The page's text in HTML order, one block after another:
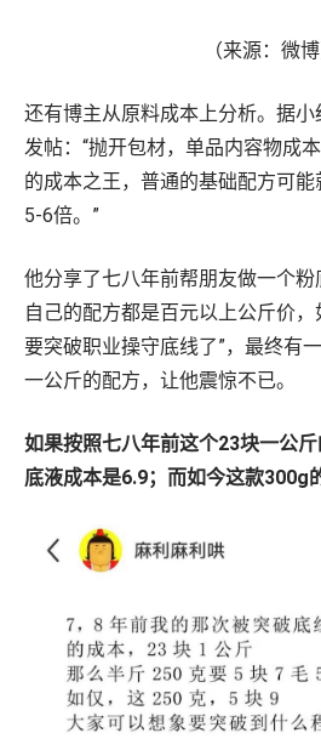
（来源：微博
还有博主从原料成本上分析。据
发帖：“抛开包材，单品内容物成
的成本之王，普通的基础配方可
5-6倍。”
他分享了七八年前帮朋友做一个
自己的配方都是百元以上公斤价
要突破职业操守底线了”，最终有
一公斤的配方，让他震惊不已。
如果按照七八年前这个23块一公
底液成本是6.9；而如今这款300g